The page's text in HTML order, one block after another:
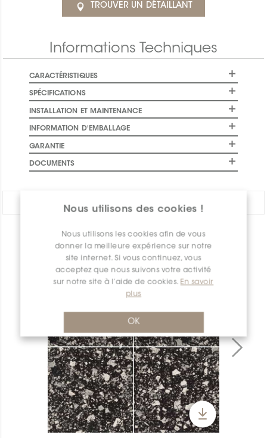
Nous utilisons des cookies !
Nous utilisons les cookies afin de vous
donner la meilleure expérience sur notre
site internet. Si vous continuez, vous
acceptez que nous suivons votre activité
sur notre site à l’aide de cookies. En savoir
plus
OK
TROUVER UN DÉTAILLANT
Informations Techniques
CARACTÉRISTIQUES
SPÉCIFICATIONS
INSTALLATION ET MAINTENANCE
INFORMATION D'EMBALLAGE
GARANTIE
DOCUMENTS
APERÇU DES PRODUITS